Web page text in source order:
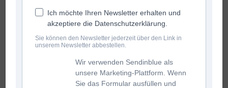
Ich möchte Ihren Newsletter erhalten und
akzeptiere die Datenschutzerklärung.
Sie können den Newsletter jederzeit über den Link in
unserem Newsletter abbestellen.
Wir verwenden Sendinblue als
unsere Marketing-Plattform. Wenn
Sie das Formular ausfüllen und